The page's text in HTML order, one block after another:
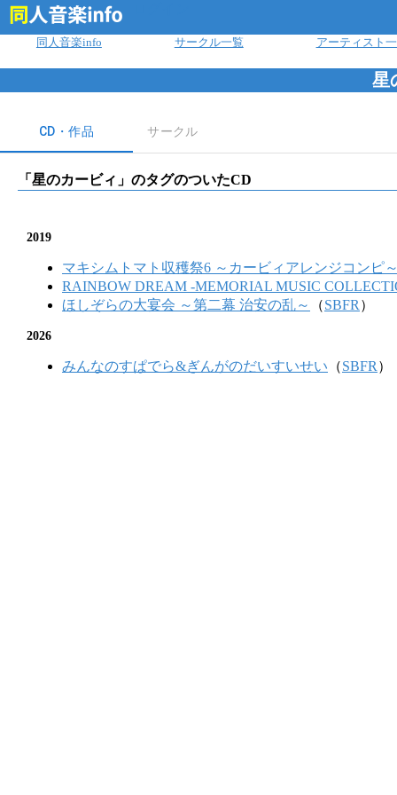
同人音楽info サークル一覧 アーティスト
星
CD・作品 サークル
「 星のカービィ 」のタグのついたCD
2019
マキシムトマト収穫祭6 ～カービィアレンジコンピ
RAINBOW DREAM -MEMORIAL MUSIC
ほしぞらの大宴会 ～第二幕 治安の乱～
（SBFR ）
2026
みんなのすぱでら&ぎんがのだいすいせい （SBFR ）